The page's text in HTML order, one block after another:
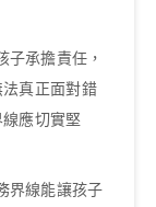
承擔責任，
真正面對錯
應切實堅
界線能讓孩子